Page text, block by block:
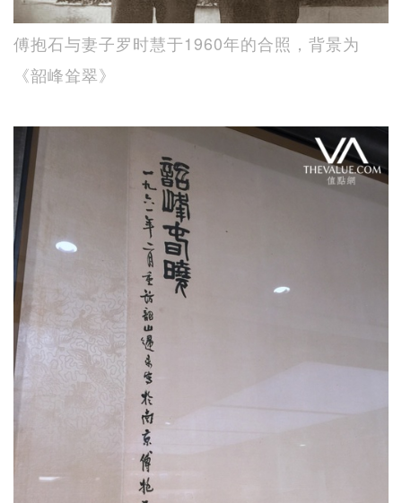
傅抱石与妻子罗时慧于1960年的合照，背景为
《韶峰耸翠》